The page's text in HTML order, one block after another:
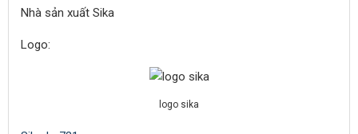
Nhà sản xuất Sika
Logo:
logo sika